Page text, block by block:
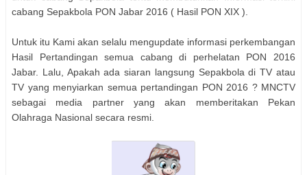
cabang Sepakbola PON Jabar 2016 ( Hasil PON XIX ).
Untuk itu Kami akan selalu mengupdate informasi perkembangan
Hasil Pertandingan semua cabang di perhelatan PON 2016
Jabar. Lalu, Apakah ada siaran langsung Sepakbola di TV atau
TV yang menyiarkan semua pertandingan PON 2016 ? MNCTV
sebagai media partner yang akan memberitakan Pekan
Olahraga Nasional secara resmi.